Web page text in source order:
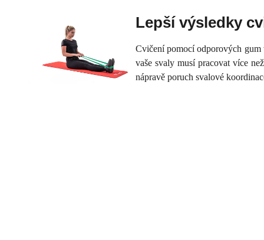
Lepší výsledky
Cvičení pomocí odporových gum
vaše svaly musí pracovat více
nápravě poruch svalové